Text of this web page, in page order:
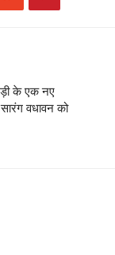
के एक नए
वधावन को